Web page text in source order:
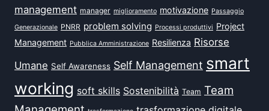
management manager miglioramento motivazione Passaggio
Generazionale PNRR problem solving Processi produttivi Project
Management Pubblica Amministrazione Resilienza Risorse
Umane Self Awareness Self Management smart
working soft skills Sostenibilità Team Team